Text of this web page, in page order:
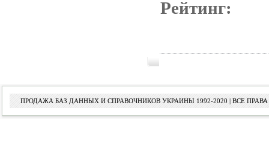
Рейтинг:
ПРОДАЖА БАЗ ДАННЫХ И СПРАВОЧНИКОВ УКРАИНЫ 1992-2020 | ВСЕ